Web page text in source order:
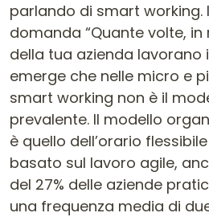
parlando di smart working.
domanda “Quante volte,
della tua azienda lavorano
emerge che nelle micro e
smart working non è il
prevalente. Il modello
è quello dell’orario
basato sul lavoro agile,
del 27% delle aziende
una frequenza media di